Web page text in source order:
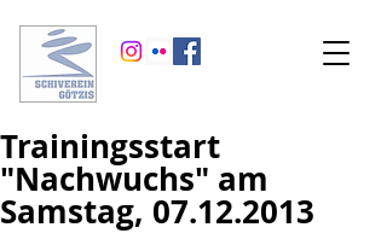
Trainingsstart
"Nachwuchs" am
Samstag, 07.12.2013